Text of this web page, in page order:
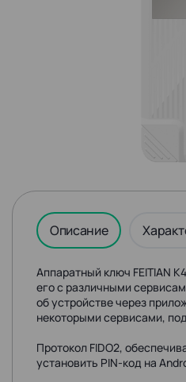
Описание
Аппаратный ключ FEITIAN
его с различными
об устройстве через
некоторыми сервисами,
Протокол FIDO2,
установить PIN-код на